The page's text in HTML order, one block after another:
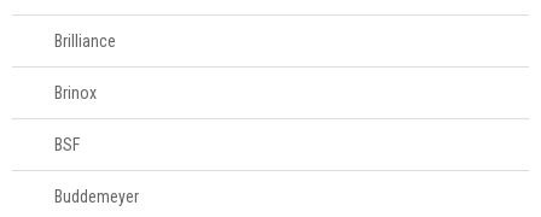
Organizadores
multiuso
Porta-controle
Rodos
Brilliance
Brinox
BSF
Buddemeyer